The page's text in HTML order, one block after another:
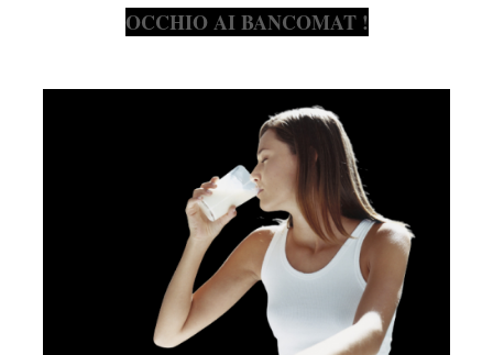
OCCHIO AI BANCOMAT !